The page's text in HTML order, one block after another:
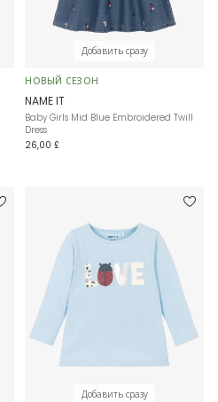
Добавить сразу
НОВЫЙ СЕЗОН
NAME IT
Baby Girls Mid Blue Embroidered Twill
Dress
26,00 £
Добавить сразу